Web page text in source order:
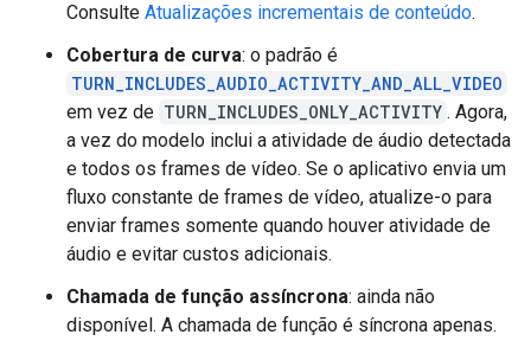
Consulte Atualizações incrementais de conteúdo.
Cobertura de curva: o padrão é
TURN_INCLUDES_AUDIO_ACTIVITY_AND_ALL_VIDEO
em vez de TURN_INCLUDES_ONLY_ACTIVITY . Agora,
a vez do modelo inclui a atividade de áudio detectada
e todos os frames de vídeo. Se o aplicativo envia um
fluxo constante de frames de vídeo, atualize-o para
enviar frames somente quando houver atividade de
áudio e evitar custos adicionais.
Chamada de função assíncrona: ainda não
disponível. A chamada de função é síncrona apenas.